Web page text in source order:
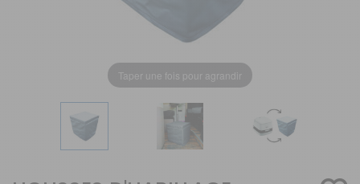
Taper une fois pour agrandir